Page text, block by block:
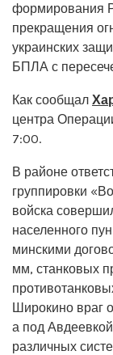
формирования
прекращения
украинских
БПЛА с
Как сообщал
центра
7:00.
В районе
группировки
войска
населенного
минскими
мм, станковых
Широкино враг
а под
различных